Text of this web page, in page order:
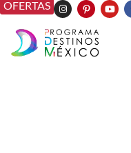
OFERTAS